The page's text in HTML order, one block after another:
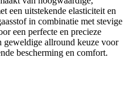
een uitstekende elasticiteit en
in combinatie met stevige
een perfecte en precieze
geweldige allround keuze voor
bescherming en comfort.